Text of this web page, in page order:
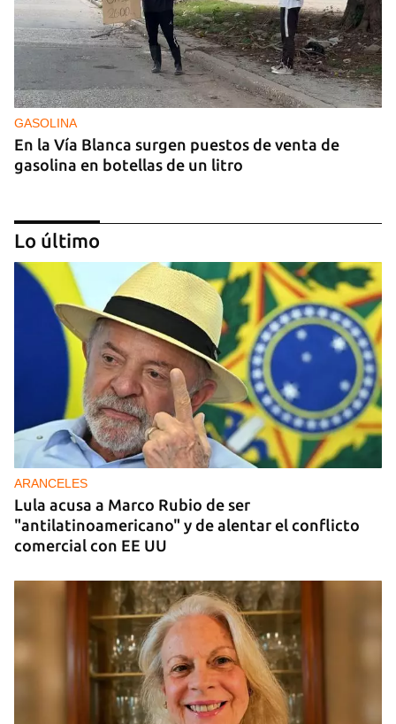
GASOLINA
En la Vía Blanca surgen puestos de venta de
gasolina en botellas de un litro
DONACIONES
China entrega otros 5.000 sistemas fotovoltaicos
para zonas rurales de Cuba
Lo último
ARANCELES
Lula acusa a Marco Rubio de ser
"antilatinoamericano" y de alentar el conflicto
comercial con EE UU